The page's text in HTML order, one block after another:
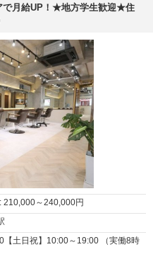
で月給UP！★地方学生歓迎★住
210,000～240,000円
【土日祝】10:00～19:00 （実働8時